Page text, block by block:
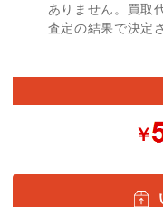
ありません。買取
査定の結果で決定
￥